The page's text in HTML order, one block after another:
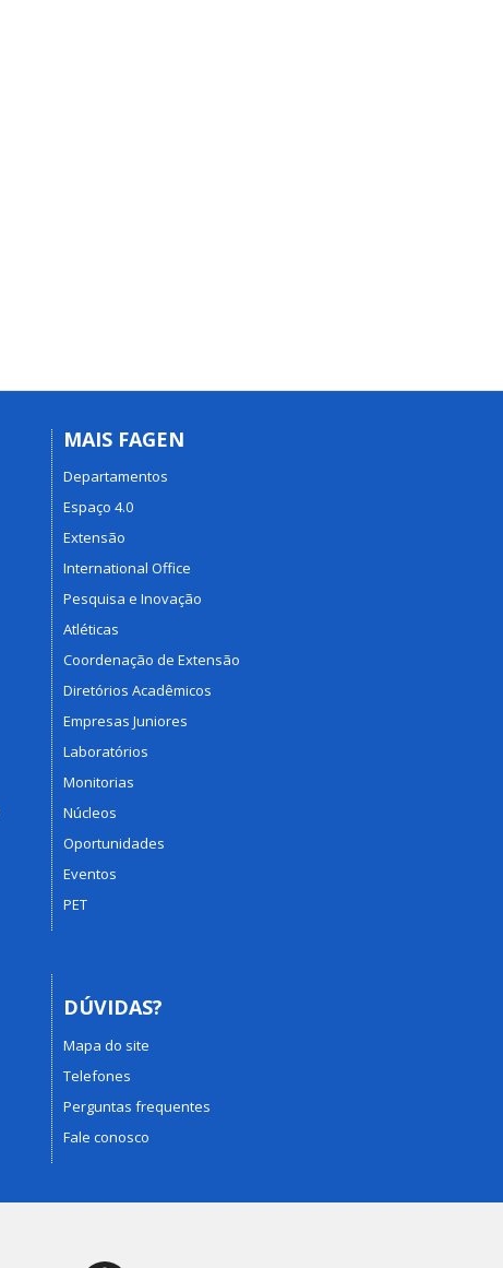
MAIS FAGEN
Departamentos
Espaço 4.0
Extensão
International Office
Pesquisa e Inovação
Atléticas
Coordenação de Extensão
Diretórios Acadêmicos
Empresas Juniores
Laboratórios
Monitorias
Núcleos
Oportunidades
Eventos
PET
DÚVIDAS?
Mapa do site
Telefones
Perguntas frequentes
Fale conosco